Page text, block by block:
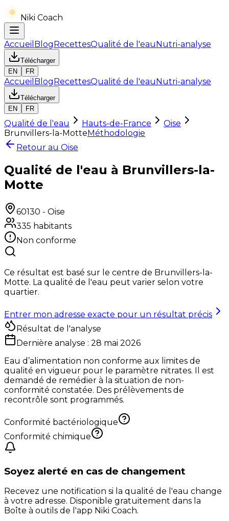
Niki Coach
Accueil BlogRecettesQualité de l'eauNutri-analyse
Télécharger
EN
FR
Accueil BlogRecettesQualité de l'eauNutri-analyse
Télécharger
EN
FR
Qualité de l'eau Hauts-de-France
Oise
Brunvillers-la-MotteMéthodologie
Retour au Oise
Qualité de l'eau à Brunvillers-la-
Motte
60130 - Oise
335 habitants
Non conforme
Ce résultat est basé sur le centre de Brunvillers-la-
Motte. La qualité de l'eau peut varier selon votre
quartier.
Entrer mon adresse exacte pour un résultat précis
Résultat de l'analyse
Dernière analyse : 28 mai 2026
Eau d’alimentation non conforme aux limites de
qualité en vigueur pour le paramètre nitrates. Il est
demandé de remédier à la situation de non-
conformité constatée. Des prélèvements de
recontrôle sont programmés.
Conformité bactériologique
Conformité chimique
Soyez alerté en cas de changement
Recevez une notification si la qualité de l'eau change
à votre adresse. Disponible gratuitement dans la
Boîte à outils de l'app Niki Coach.